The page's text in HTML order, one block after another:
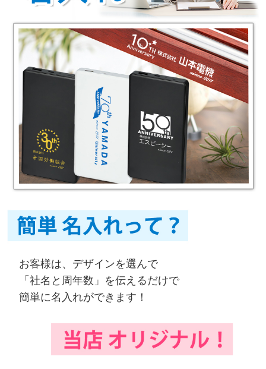
お客様は、デザインを選んで
「社名と周年数」を伝えるだけで
簡単に名入れができます！